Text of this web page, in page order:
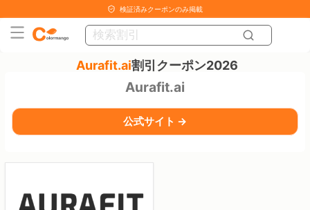
検証済みクーポンのみ掲載
Aurafit.ai割引クーポン2026
Aurafit.ai
公式サイト →